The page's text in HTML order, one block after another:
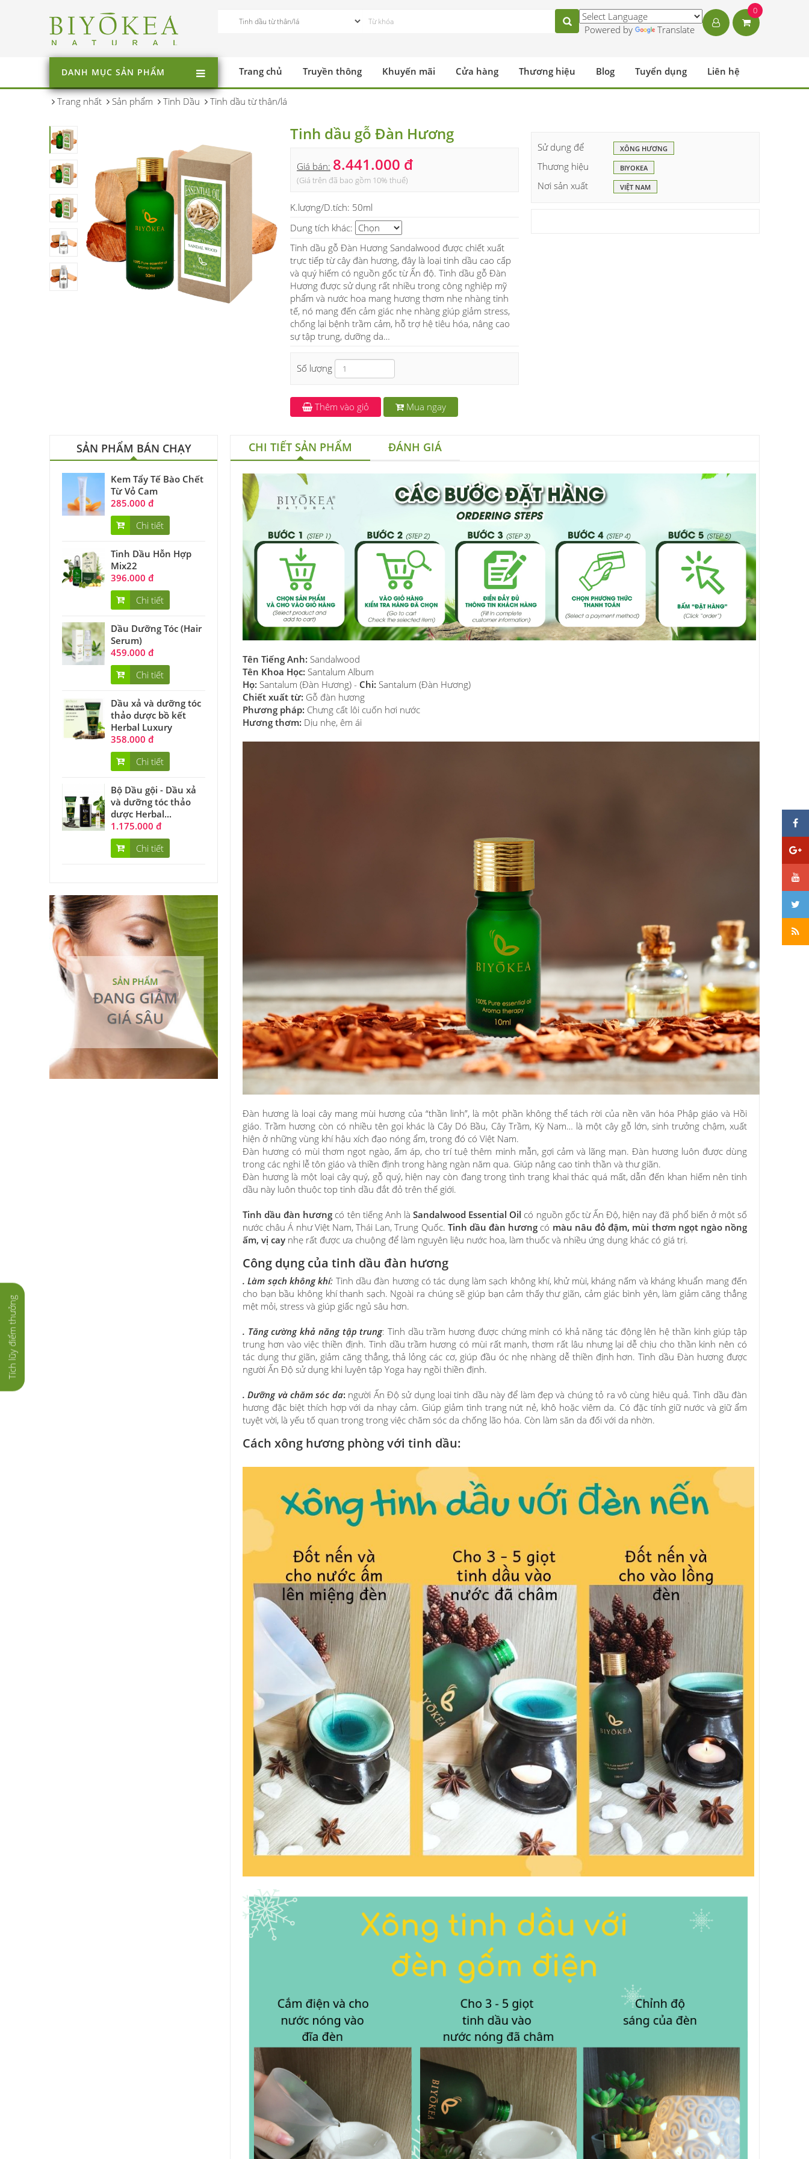
Powered by Translate
0
DANH MỤC SẢN PHẨM Trang chủ Truyền thông Khuyến mãi Cửa hàng Thương hiệu Blog Tuyển dụng Liên hệ
Trang nhất Sản phẩm Tinh Dầu Tinh dầu từ thân/lá
Tinh dầu gỗ Đàn Hương
Giá bán: 8.441.000 đ
(Giá trên đã bao gồm 10% thuế)
K.lượng/D.tích: 50ml
Dung tích khác:
Tinh dầu gỗ Đàn Hương Sandalwood được chiết xuất
trực tiếp từ cây đàn hương, đây là loại tinh dầu cao cấp
và quý hiếm có nguồn gốc từ Ấn độ. Tinh dầu gỗ Đàn
Hương được sử dụng rất nhiều trong công nghiệp mỹ
phẩm và nước hoa mang hương thơm nhẹ nhàng tinh
tế, nó mang đến cảm giác nhẹ nhàng giúp giảm stress,
chống lại bệnh trầm cảm, hỗ trợ hệ tiêu hóa, nâng cao
sự tập trung, dưỡng da…
Số lượng
Thêm vào giỏ Mua ngay
Sử dụng để XÔNG HƯƠNG
Thương hiệu BIYOKEA
Nơi sản xuất VIỆT NAM
SẢN PHẨM BÁN CHẠY
Kem Tẩy Tế Bào Chết
Từ Vỏ Cam
285.000 đ
Chi tiết
Tinh Dầu Hỗn Hợp
Mix22
396.000 đ
Chi tiết
Dầu Dưỡng Tóc (Hair
Serum)
459.000 đ
Chi tiết
Dầu xả và dưỡng tóc
thảo dược bồ kết
Herbal Luxury
358.000 đ
Chi tiết
Bộ Dầu gội - Dầu xả
và dưỡng tóc thảo
dược Herbal...
1.175.000 đ
Chi tiết
CHI TIẾT SẢN PHẨM ĐÁNH GIÁ
Tên Tiếng Anh: Sandalwood
Tên Khoa Học: Santalum Album
Họ: Santalum (Đàn Hương) - Chi: Santalum (Đàn Hương)
Chiết xuất từ: Gỗ đàn hương
Phương pháp: Chưng cất lôi cuốn hơi nước
Hương thơm: Dịu nhẹ, êm ái
Đàn hương là loại cây mang mùi hương của “thần linh”, là một phần không thể tách rời của nền văn hóa Phập giáo và Hồi
giáo. Trầm hương còn có nhiều tên gọi khác là Cây Dó Bầu, Cây Trầm, Kỳ Nam… là một cây gỗ lớn, sinh trưởng chậm, xuất
hiện ở những vùng khí hậu xích đạo nóng ẩm, trong đó có Việt Nam.
Đàn hương có mùi thơm ngọt ngào, ấm áp, cho trí tuệ thêm minh mẫn, gợi cảm và lãng mạn. Đàn hương luôn được dùng
trong các nghi lễ tôn giáo và thiền định trong hàng ngàn năm qua. Giúp nâng cao tinh thần và thư giãn.
Đàn hương là một loại cây quý, gỗ quý, hiện nay còn đang trong tình trạng khai thác quá mất, dẫn đến khan hiếm nên tinh
dầu này luôn thuộc top tinh dầu đắt đỏ trên thế giới.
Tinh dầu đàn hương có tên tiếng Anh làSandalwood Essential Oil có nguồn gốc từ Ấn Độ, hiện nay đã phổ biến ở một số
nước châu Á như Việt Nam, Thái Lan, Trung Quốc. Tinh dầu đàn hương có màu nâu đỏ đậm, mùi thơm ngọt ngào nồng
ấm, vị cay nhẹ rất được ưa chuộng để làm nguyên liệu nước hoa, làm thuốc và nhiều ứng dụng khác có giá trị.
Công dụng của tinh dầu đàn hương
. Làm sạch không khí: Tinh dầu đàn hương có tác dụng làm sạch không khí, khử mùi, kháng nấm và kháng khuẩn mang đến
cho bạn bầu không khí thanh sạch. Ngoài ra chúng sẽ giúp bạn cảm thấy thư giãn, cảm giác bình yên, làm giảm căng thẳng
mệt mỏi, stress và giúp giấc ngủ sâu hơn.
. Tăng cường khả năng tập trung: Tinh dầu trầm hương được chứng minh có khả năng tác động lên hệ thần kinh giúp tập
trung hơn vào việc thiền định. Tinh dầu trầm hương có mùi rất mạnh, thơm rất lâu nhưng lại dễ chịu cho thần kinh nên có
tác dụng thư giãn, giảm căng thẳng, thả lỏng các cơ, giúp đầu óc nhẹ nhàng dễ thiền định hơn. Tinh dầu Đàn hương được
người Ấn Độ sử dụng khi luyện tập Yoga hay ngồi thiền định.
. Dưỡng và chăm sóc da: người Ấn Độ sử dụng loại tinh dầu này để làm đẹp và chúng tỏ ra vô cùng hiêu quả. Tinh dầu đàn
hương đặc biệt thích hợp với da nhạy cảm. Giúp giảm tình trạng nứt nẻ, khô hoặc viêm da. Có đặc tính giữ nước và giữ ẩm
tuyệt vời, là yếu tố quan trọng trong việc chăm sóc da chống lão hóa. Còn làm săn da đối với da nhờn.
Cách xông hương phòng với tinh dầu:
Tích lũy điểm thưởng